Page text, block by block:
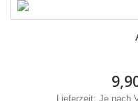
Lieferzeit: Je nach